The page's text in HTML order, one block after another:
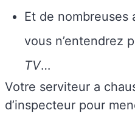
Et de nombreuses
vous n’entendrez
TV…
Votre serviteur a
d’inspecteur pour